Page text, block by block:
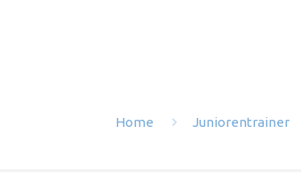
Home Juniorentrainer